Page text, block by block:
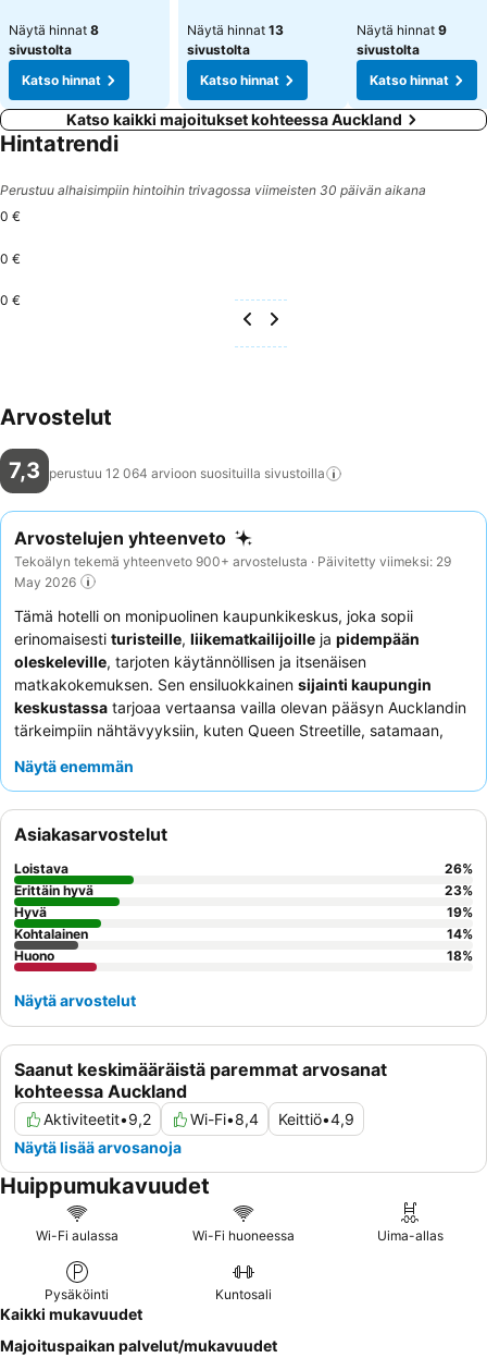
Näytä hinnat 8
sivustolta
Katso hinnat
Näytä hinnat 13
sivustolta
Katso hinnat
Näytä hinnat 9
sivustolta
Katso hinnat
Katso kaikki majoitukset kohteessa Auckland
Hintatrendi
Perustuu alhaisimpiin hintoihin trivagossa viimeisten 30 päivän aikana
0 €
0 €
0 €
Arvostelut
7,3 perustuu 12 064 arvioon suosituilla sivustoilla
Arvostelujen yhteenveto
Tekoälyn tekemä yhteenveto 900+ arvostelusta · Päivitetty viimeksi: 29
May 2026
Tämä hotelli on monipuolinen kaupunkikeskus, joka sopii
erinomaisesti turisteille, liikematkailijoille ja pidempään
oleskeleville, tarjoten käytännöllisen ja itsenäisen
matkakokemuksen. Sen ensiluokkainen sijainti kaupungin
keskustassa tarjoaa vertaansa vailla olevan pääsyn Aucklandin
tärkeimpiin nähtävyyksiin, kuten Queen Streetille, satamaan,
Erinomainen mukavuus on
pidempiin vierailuihin. Asiakkaat kehuvat jatkuvasti
ja avuliasta vastaanoton henkilökuntaa
mukavan oleskelun, vaikka paikan päällä ei ole
ruokailumahdollisuutta. Parhaan kokemuksen saamiseksi
harkitse huoneen varaamista
mahdollisesti rauhallisemman ympäristön vuoksi
Näytä enemmän
Saanut keskimääräistä paremmat arvosanat
kohteessa Auckland
Aktiviteetit•9,2 Wi-Fi•8,4 Keittiö•4,9
Näytä lisää arvosanoja
Asiakasarvostelut
Loistava 26%
Erittäin hyvä
23%
Hyvä
19%
Kohtalainen
14%
Huono
18%
Näytä arvostelut
Huippumukavuudet
Wi-Fi aulassa Wi-Fi huoneessa Uima-allas
Pysäköinti Kuntosali
Kaikki mukavuudet
Majoituspaikan palvelut/mukavuudet